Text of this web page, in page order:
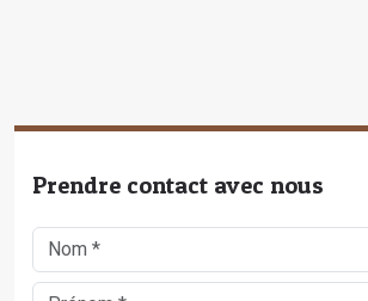
Prendre contact avec nous